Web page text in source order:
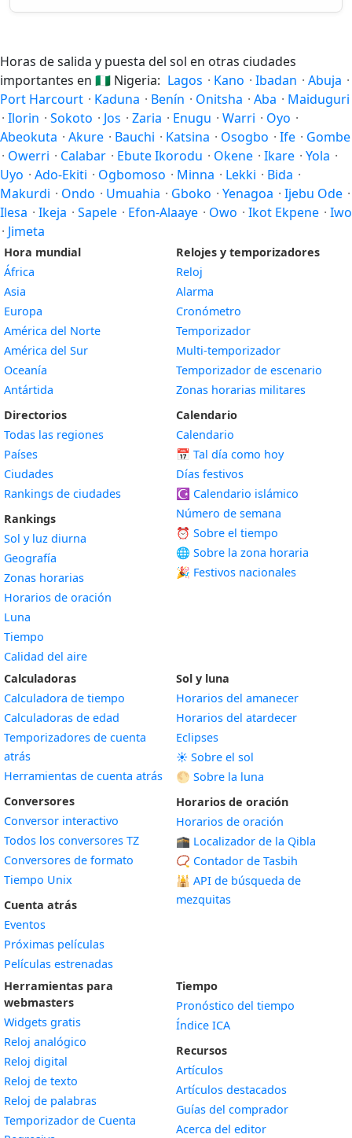
Horas de salida y puesta del sol en otras ciudades
importantes en 🇳🇬 Nigeria: Lagos · Kano · Ibadan · Abuja ·
Port Harcourt · Kaduna · Benín · Onitsha · Aba · Maiduguri
· Ilorin · Sokoto · Jos · Zaria · Enugu · Warri · Oyo ·
Abeokuta · Akure · Bauchi · Katsina · Osogbo · Ife · Gombe
· Owerri · Calabar · Ebute Ikorodu · Okene · Ikare · Yola ·
Uyo · Ado-Ekiti · Ogbomoso · Minna · Lekki · Bida ·
Makurdi · Ondo · Umuahia · Gboko · Yenagoa · Ijebu Ode ·
Ilesa · Ikeja · Sapele · Efon-Alaaye · Owo · Ikot Ekpene · Iwo
· Jimeta
Hora mundial
África
Asia
Europa
América del Norte
América del Sur
Oceanía
Antártida
Directorios
Todas las regiones
Países
Ciudades
Rankings de ciudades
Rankings
Sol y luz diurna
Geografía
Zonas horarias
Horarios de oración
Luna
Tiempo
Calidad del aire
Relojes y temporizadores
Reloj
Alarma
Cronómetro
Temporizador
Multi-temporizador
Temporizador de escenario
Zonas horarias militares
Calendario
Calendario
📅 Tal día como hoy
Días festivos
☪️ Calendario islámico
Número de semana
⏰ Sobre el tiempo
🌐 Sobre la zona horaria
🎉 Festivos nacionales
Calculadoras
Calculadora de tiempo
Calculadoras de edad
Temporizadores de cuenta
atrás
Herramientas de cuenta atrás
Conversores
Conversor interactivo
Todos los conversores TZ
Conversores de formato
Tiempo Unix
Cuenta atrás
Eventos
Próximas películas
Películas estrenadas
Sol y luna
Horarios del amanecer
Horarios del atardecer
Eclipses
☀️ Sobre el sol
🌕 Sobre la luna
Horarios de oración
Horarios de oración
🕋 Localizador de la Qibla
📿 Contador de Tasbih
🕌 API de búsqueda de
mezquitas
Herramientas para
webmasters
Widgets gratis
Reloj analógico
Reloj digital
Reloj de texto
Reloj de palabras
Temporizador de Cuenta
Tiempo
Pronóstico del tiempo
Índice ICA
Recursos
Artículos
Artículos destacados
Guías del comprador
Acerca del editor